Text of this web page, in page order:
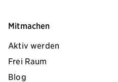
Mitmachen
Aktiv werden
Frei Raum
Blog